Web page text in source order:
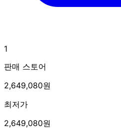
1
판매 스토어
2,649,080원
최저가
2,649,080원